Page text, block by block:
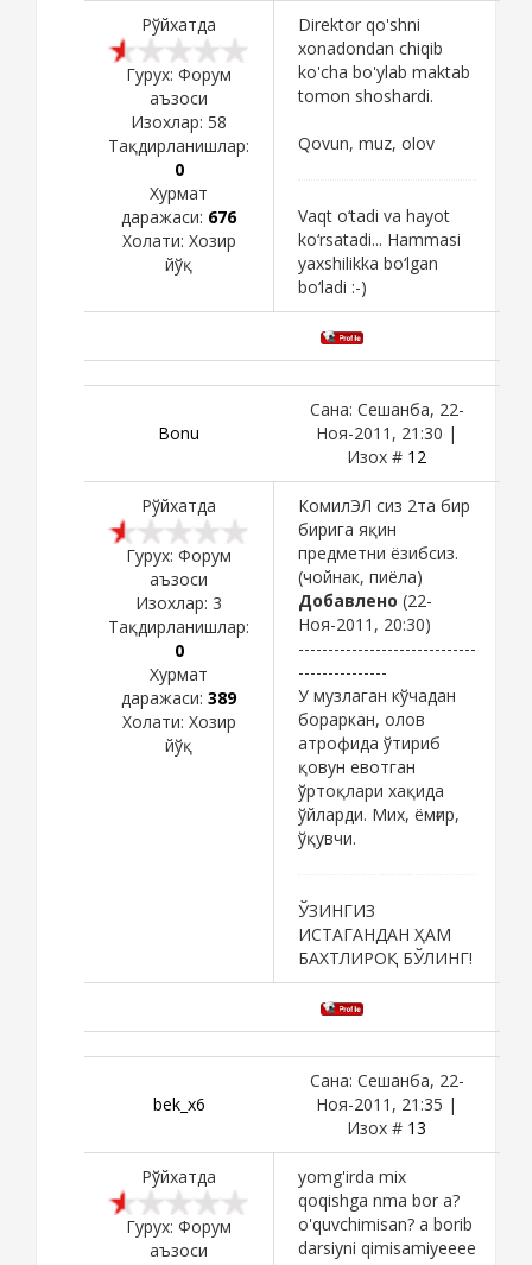
Рўйхатда
Гурух: Форум
аъзоси
Изохлар: 58
Тақдирланишлар:
0
Хурмат
даражаси: 676
Холати: Хозир
йўқ
Direktor qo'shni
xonadondan chiqib
ko'cha bo'ylab maktab
tomon shoshardi.
Qovun, muz, olov
Vaqt o‘tadi va hayot
ko‘rsatadi... Hammasi
yaxshilikka bo‘lgan
bo‘ladi :-)
Bоnu
Сана: Сешанба, 22-
Ноя-2011, 21:30 |
Изох # 12
Рўйхатда
Гурух: Форум
аъзоси
Изохлар: 3
Тақдирланишлар:
0
Хурмат
даражаси: 389
Холати: Хозир
йўқ
КомилЭЛ сиз 2та бир
бирига яқин
предметни ёзибсиз.
(чойнак, пиёла)
Добавлено (22-
Ноя-2011, 20:30)
------------------------------
---------------
У музлаган кўчадан
бораркан, олов
атрофида ўтириб
қовун евотган
ўртоқлари хақида
ўйларди. Мих, ёмғир,
ўқувчи.
ЎЗИНГИЗ
ИСТАГАНДАН ҲАМ
БАХТЛИРОҚ БЎЛИНГ!
bek_x6
Сана: Сешанба, 22-
Ноя-2011, 21:35 |
Изох # 13
Рўйхатда
Гурух: Форум
аъзоси
yomg'irda mix
qoqishga nma bor a?
o'quvchimisan? a borib
darsiyni qimisamiyeeee